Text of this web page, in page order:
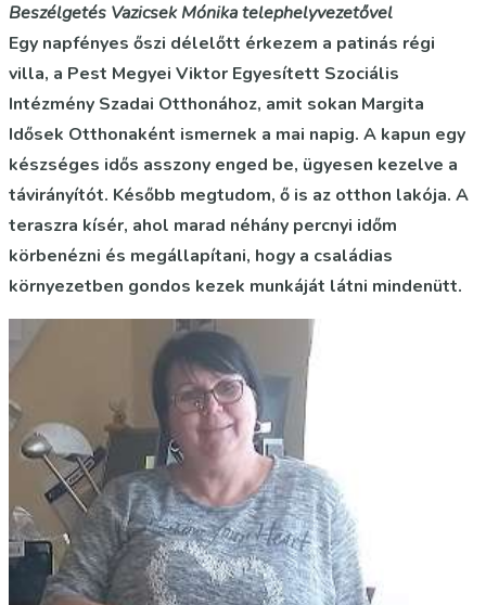
Beszélgetés Vazicsek Mónika telephelyvezetővel
Egy napfényes őszi délelőtt érkezem a patinás régi
villa, a Pest Megyei Viktor Egyesített Szociális
Intézmény Szadai Otthonához, amit sokan Margita
Idősek Otthonaként ismernek a mai napig. A kapun egy
készséges idős asszony enged be, ügyesen kezelve a
távirányítót. Később megtudom, ő is az otthon lakója. A
teraszra kísér, ahol marad néhány percnyi időm
körbenézni és megállapítani, hogy a családias
környezetben gondos kezek munkáját látni mindenütt.